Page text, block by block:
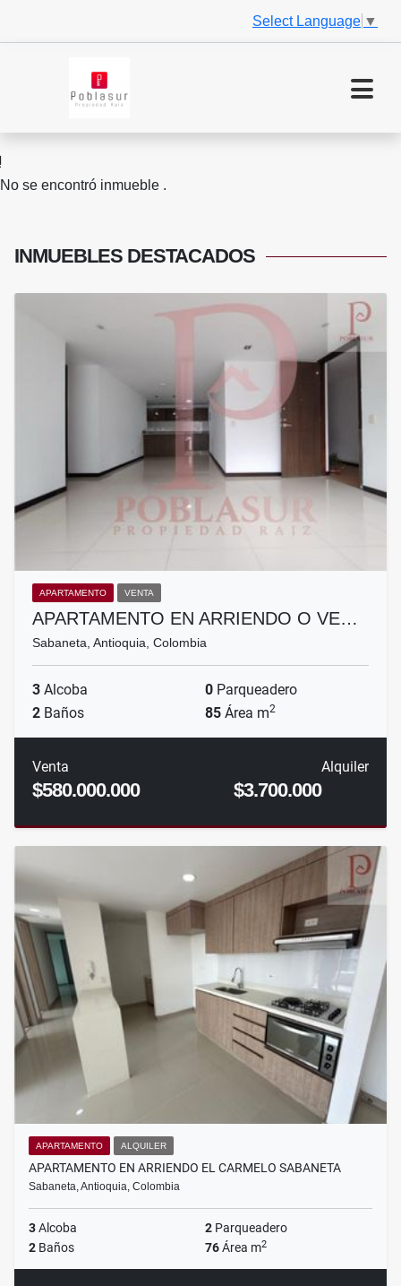
Select Language ▼
No se encontró inmueble .
INMUEBLES DESTACADOS
APARTAMENTO VENTA
APARTAMENTO EN ARRIENDO O VE…
Sabaneta, Antioquia, Colombia
3 Alcoba 0 Parqueadero
2 Baños 85 Área m2
Venta
$580.000.000
Alquiler
$3.700.000
APARTAMENTO ALQUILER
APARTAMENTO EN ARRIENDO EL CARMELO SABANETA
Sabaneta, Antioquia, Colombia
3Alcoba 2 Parqueadero
2 Baños 76Área m2